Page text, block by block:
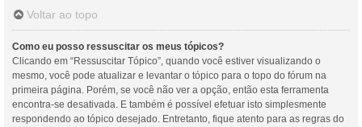
Voltar ao topo
Como eu posso ressuscitar os meus tópicos?
Clicando em “Ressuscitar Tópico”, quando você estiver visualizando o
mesmo, você pode atualizar e levantar o tópico para o topo do fórum na
primeira página. Porém, se você não ver a opção, então esta ferramenta
encontra-se desativada. E também é possível efetuar isto simplesmente
respondendo ao tópico desejado. Entretanto, fique atento para as regras do